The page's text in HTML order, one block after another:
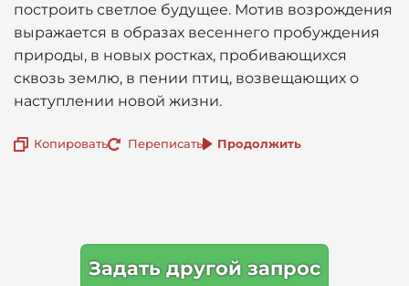
построить светлое будущее. Мотив возрождения
выражается в образах весеннего пробуждения
природы, в новых ростках, пробивающихся
сквозь землю, в пении птиц, возвещающих о
наступлении новой жизни.
Копировать Переписать Продолжить
Задать другой запрос